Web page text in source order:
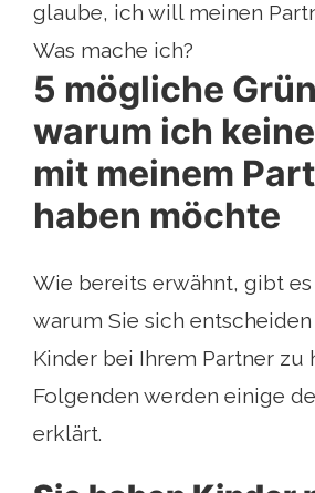
glaube, ich will meinen
Was mache ich?
5 mögliche
warum ich
mit meinem
haben möchte
Wie bereits erwähnt, gibt
warum Sie sich
Kinder bei Ihrem Partner zu
Folgenden werden einige
erklärt.